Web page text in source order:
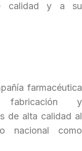
calidad y a su
farmacéutica
fabricación y
de alta calidad al
nacional como